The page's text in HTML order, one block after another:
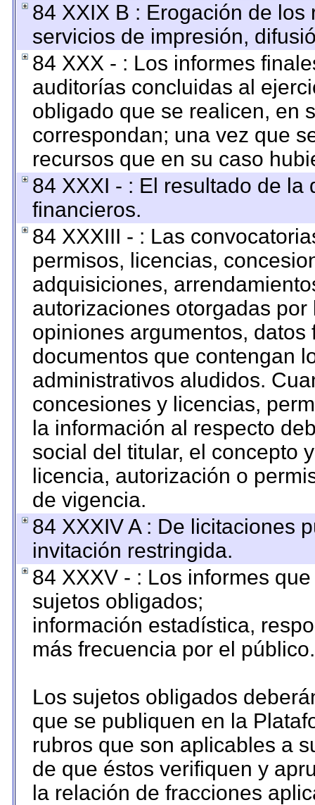
84 XXIX B : Erogación de
servicios de impresión,
84 XXX - : Los informes
auditorías concluidas al
obligado que se realicen, en
correspondan; una vez que
recursos que en su caso
84 XXXI - : El resultado de
financieros.
84 XXXIII - : Las
permisos, licencias,
adquisiciones,
autorizaciones otorgadas
opiniones argumentos,
documentos que contengan
administrativos aludidos.
concesiones y licencias,
la información al respecto
social del titular, el concepto
licencia, autorización o
de vigencia.
84 XXXIV A : De licitaciones
invitación restringida.
84 XXXV - : Los informes
sujetos obligados;
información estadística,
más frecuencia por el público.
Los sujetos obligados
que se publiquen en la
rubros que son aplicables a
de que éstos verifiquen y
la relación de fracciones